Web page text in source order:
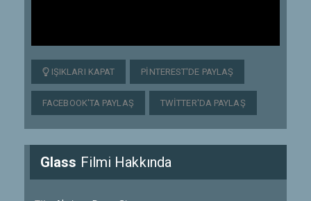
IŞIKLARI KAPAT PINTEREST'DE PAYLAŞ
FACEBOOK'TA PAYLAŞ TWITTER'DA PAYLAŞ
Glass Filmi Hakkında